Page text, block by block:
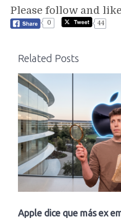
Please follow and
0
44
Related Posts
Apple dice que más ex